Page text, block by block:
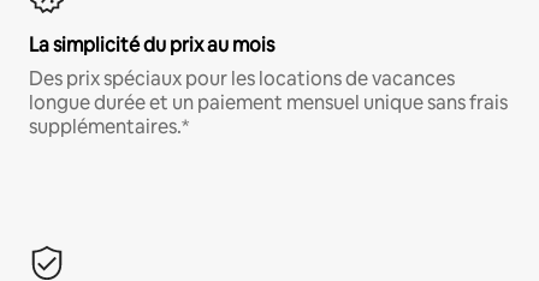
La simplicité du prix au mois
Des prix spéciaux pour les locations de vacances
longue durée et un paiement mensuel unique sans frais
supplémentaires.*